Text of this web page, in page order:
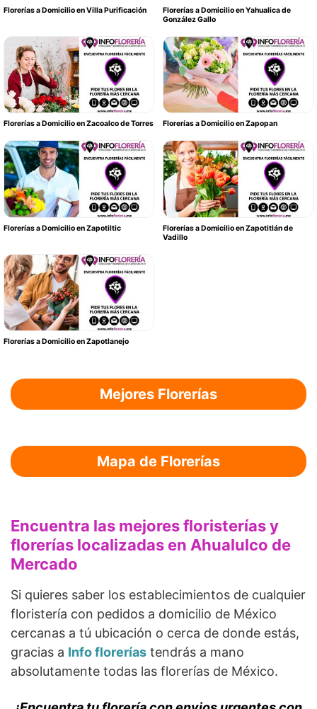
Florerías a Domicilio en Villa Purificación
Florerías a Domicilio en Yahualica de
González Gallo
Florerías a Domicilio en Zacoalco de Torres Florerías a Domicilio en Zapopan
Florerías a Domicilio en Zapotiltic
Florerías a Domicilio en Zapotitlán de
Vadillo
Florerías a Domicilio en Zapotlanejo
Mejores Florerías
Mapa de Florerías
Encuentra las mejores floristerías y
florerías localizadas en Ahualulco de
Mercado
Si quieres saber los establecimientos de cualquier
floristería con pedidos a domicilio de México
cercanas a tú ubicación o cerca de donde estás,
gracias a Info florerías tendrás a mano
absolutamente todas las florerías de México.